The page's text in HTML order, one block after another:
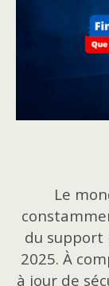
Le
du support
2025. À
à jour de